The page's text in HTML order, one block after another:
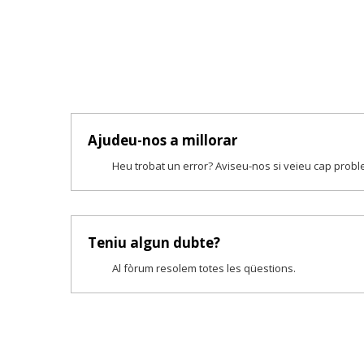
Ajudeu-nos a millorar
Heu trobat un error? Aviseu-nos si veieu cap
Teniu algun dubte?
Al fòrum resolem totes les qüestions.